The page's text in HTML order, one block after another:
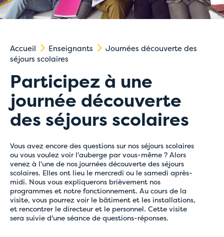
Accueil Enseignants
Journées découverte des
séjours scolaires
Participez à une
journée découverte
des séjours scolaires
Vous avez encore des questions sur nos séjours scolaires
ou vous voulez voir l'auberge par vous-même ? Alors
venez à l'une de nos journées découverte des séjours
scolaires. Elles ont lieu le mercredi ou le samedi après-
midi. Nous vous expliquerons brièvement nos
programmes et notre fonctionnement. Au cours de la
visite, vous pourrez voir le bâtiment et les installations,
et rencontrer le directeur et le personnel. Cette visite
sera suivie d'une séance de questions-réponses.